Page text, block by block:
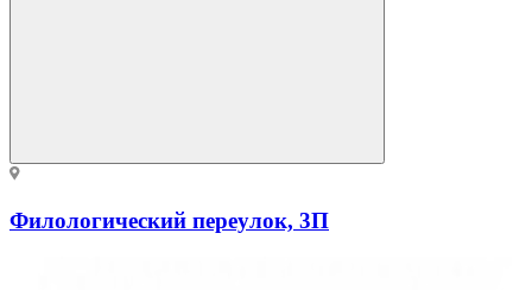
Филологический переулок, 3П